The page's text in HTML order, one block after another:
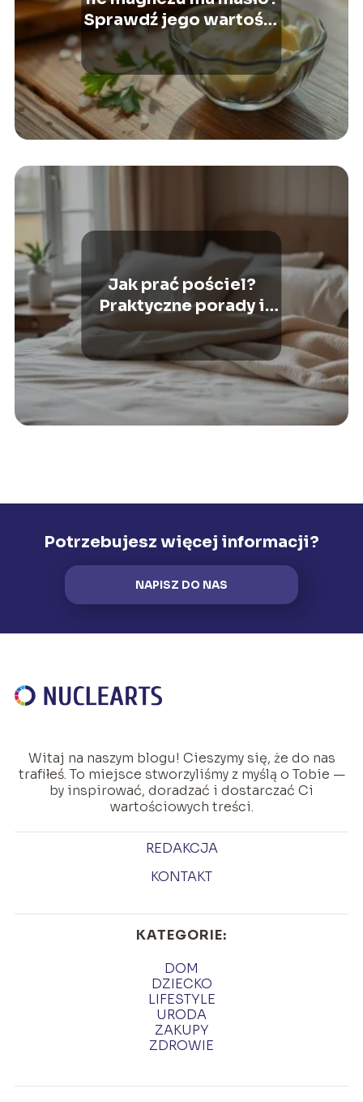
Sprawdź jego wartości
odżywcze
Jak prać pościel?
Praktyczne porady i
wskazówki
Potrzebujesz więcej informacji?
NAPISZ DO NAS
Witaj na naszym blogu! Cieszymy się, że do nas
trafiłeś. To miejsce stworzyliśmy z myślą o Tobie —
by inspirować, doradzać i dostarczać Ci
wartościowych treści.
REDAKCJA
KONTAKT
KATEGORIE:
DOM
DZIECKO
LIFESTYLE
URODA
ZAKUPY
ZDROWIE